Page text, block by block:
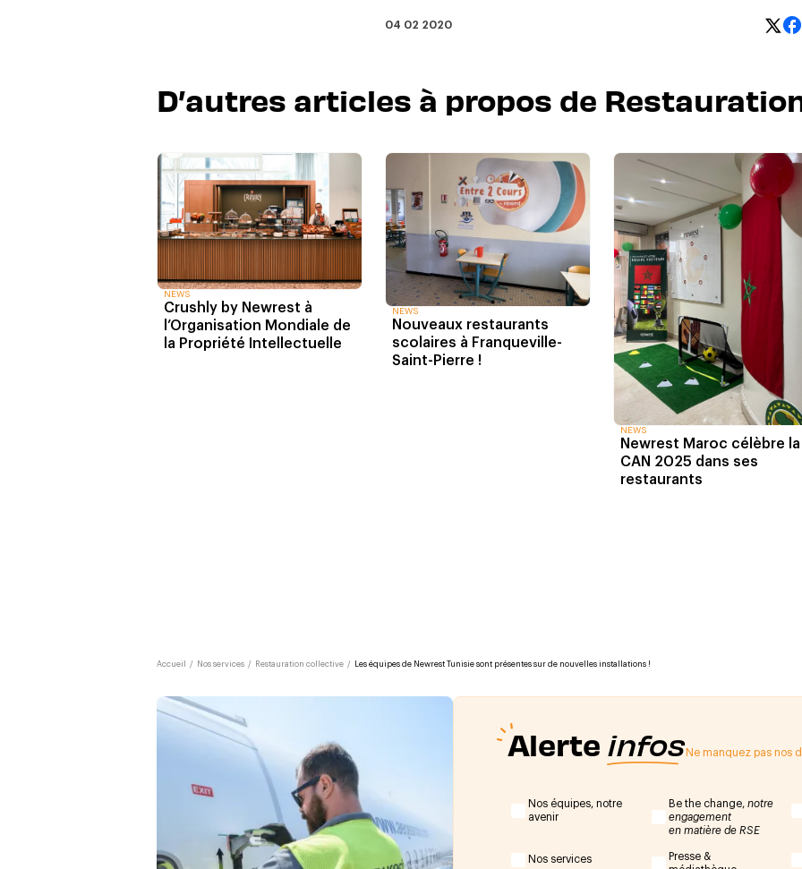
04 02 2020
D’autres articles à propos de
NEWS
Crushly by Newrest à
l’Organisation Mondiale de
la Propriété Intellectuelle
NEWS
Nouveaux restaurants
scolaires à Franqueville-
Saint-Pierre !
NEWS
Newrest Maroc célèbre la
CAN 2025 dans ses
restaurants
Accueil / Nos services / Restauration collective / Les équipes de Newrest Tunisie sont présentes sur de nouvelles installations !
Alerte infos Ne manquez pas nos
Nos équipes, notre
avenir
Be the change, notre
engagement
en matière de RSE
Nos services
Presse &